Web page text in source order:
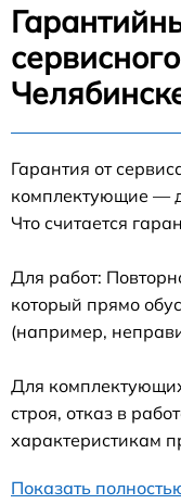
Гарантия от
комплектующие —
Что считается
Для работ:
который прямо
(например,
Для
строя, отказ в
характеристикам
Показать